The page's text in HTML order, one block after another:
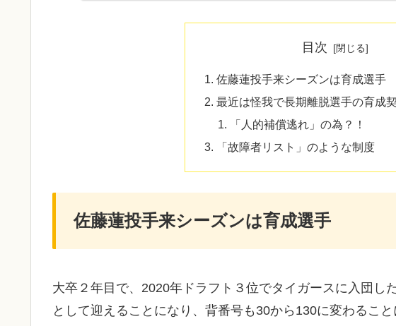
目次
佐藤蓮投手来シーズンは育成選手
最近は怪我で長期離脱選手の育成
「人的補償逃れ」の為？！
「故障者リスト」のような制度
佐藤蓮投手来シーズンは育成選手
大卒２年目で、2020年ドラフト３位でタイガースに入団し
として迎えることになり、背番号も30から130に変わること